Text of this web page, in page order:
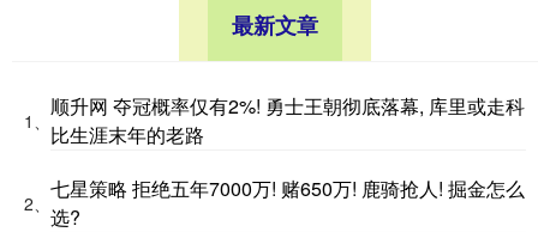
最新文章
1、
顺升网 夺冠概率仅有2%! 勇士王朝彻底落幕, 库里或走科
比生涯末年的老路
2、
七星策略 拒绝五年7000万! 赌650万! 鹿骑抢人! 掘金怎么
选?